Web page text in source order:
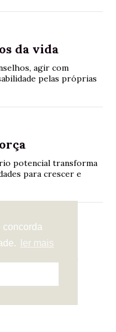
concorda
ler mais
da vida
agir com
pelas próprias
potencial transforma
para crescer e
a direção de
e seguras